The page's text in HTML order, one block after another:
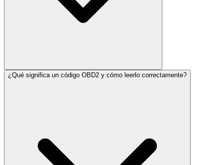
¿Qué significa un código OBD2 y cómo leerlo correctamente?